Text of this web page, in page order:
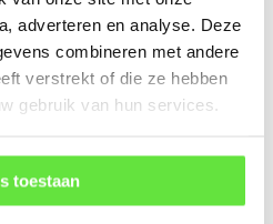
adverteren en analyse. Deze
combineren met andere
verstrekt of die ze hebben
gebruik van hun services.
toestaan